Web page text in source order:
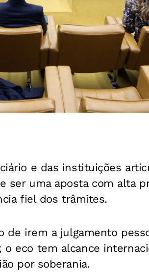
e das instituições
ser uma aposta com alta
fiel dos trâmites.
de irem a julgamento
eco tem alcance
por soberania.